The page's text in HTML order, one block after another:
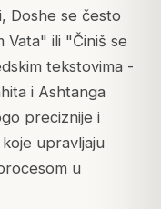
Doshe se često
Vata" ili "Činiš se
tekstovima -
i Ashtanga
preciznije i
upravljaju
u